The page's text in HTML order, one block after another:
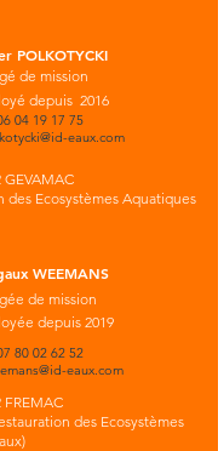
POLKOTYCKI
de mission
depuis 2016
04 19 17 75
eaux.com
des Ecosystèmes Aquatiques
des Ecosystèmes
WEEMANS
de mission
depuis 2019
80 02 62 52
eaux.com